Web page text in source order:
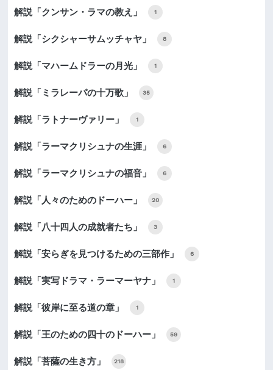
解説「クンサン・ラマの教え」 1
解説「シクシャーサムッチャヤ」 8
解説「マハームドラーの月光」 1
解説「ミラレーパの十万歌」 35
解説「ラトナーヴァリー」 1
解説「ラーマクリシュナの生涯」 6
解説「ラーマクリシュナの福音」 6
解説「人々のためのドーハー」 20
解説「八十四人の成就者たち」 3
解説「安らぎを見つけるための三部作」 6
解説「実写ドラマ・ラーマーヤナ」 1
解説「彼岸に至る道の章」 1
解説「王のための四十のドーハー」 59
解説「菩薩の生き方」 218